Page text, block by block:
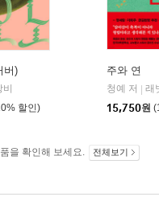
버)
할인)
주와 연
청예 저
래
15,750원
을 확인해 보세요. 전체보기